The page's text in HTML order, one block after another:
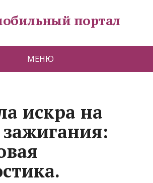
портал
МЕНЮ
искра на
зажигания: